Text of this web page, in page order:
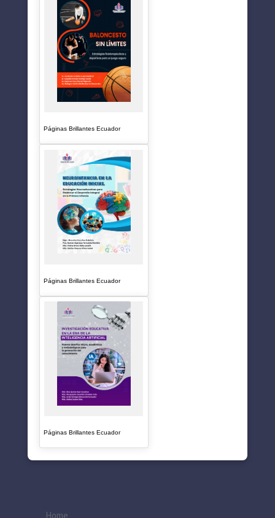
Páginas Brillantes Ecuador
Páginas Brillantes Ecuador
Páginas Brillantes Ecuador
Home